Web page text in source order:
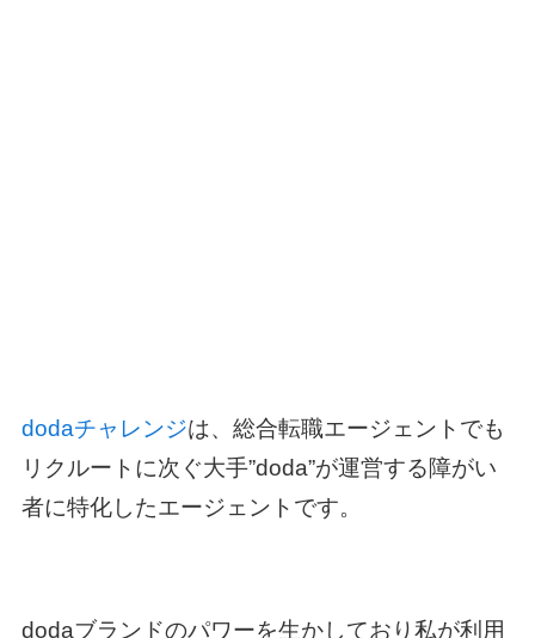
dodaチャレンジは、総合転職エージェントでも
リクルートに次ぐ大手”doda”が運営する障がい
者に特化したエージェントです。
dodaブランドのパワーを生かしており私が利用